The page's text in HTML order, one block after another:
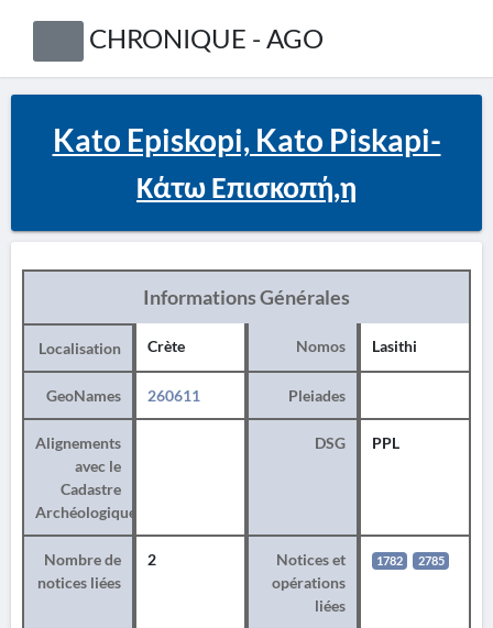
CHRONIQUE - AGO
Kato Episkopi, Kato Piskapi-
Κάτω Επισκοπή,η
Informations Générales
Localisation Crète Nomos Lasithi
GeoNames 260611 Pleiades
Alignements
avec le
Cadastre
Archéologique
DSG PPL
Nombre de
notices liées
2
Notices et
opérations
liées
1782 2785